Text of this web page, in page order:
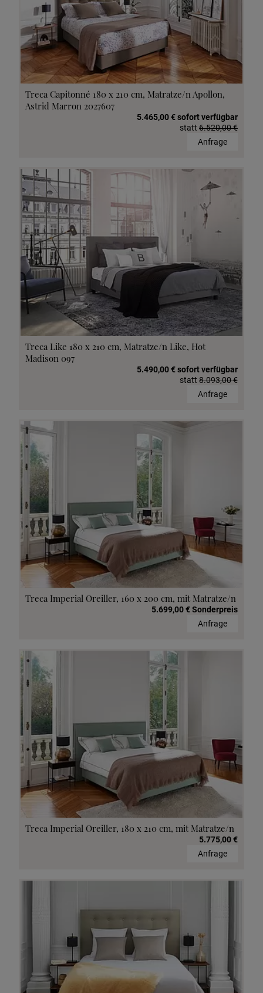
Treca Capitonné 180 x 210 cm, Matratze/n Apollon,
Astrid Marron 2027607
5.465,00 € sofort verfügbar
statt 6.520,00 €
Anfrage
Treca Like 180 x 210 cm, Matratze/n Like, Hot
Madison 097
5.490,00 € sofort verfügbar
statt 8.093,00 €
Anfrage
Treca Imperial Oreiller, 160 x 200 cm, mit Matratze/n
5.699,00 € Sonderpreis
Anfrage
Treca Imperial Oreiller, 180 x 210 cm, mit Matratze/n
5.775,00 €
Anfrage